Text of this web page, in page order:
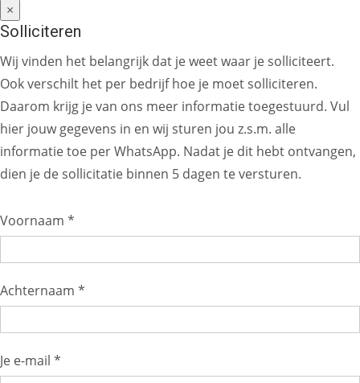
×
Solliciteren
Wij vinden het belangrijk dat je weet waar je solliciteert.
Ook verschilt het per bedrijf hoe je moet solliciteren.
Daarom krijg je van ons meer informatie toegestuurd. Vul
hier jouw gegevens in en wij sturen jou z.s.m. alle
informatie toe per WhatsApp. Nadat je dit hebt ontvangen,
dien je de sollicitatie binnen 5 dagen te versturen.
Voornaam *
Achternaam *
Je e-mail *